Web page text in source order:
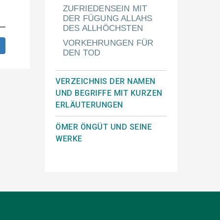
ZUFRIEDENSEIN MIT
DER FÜGUNG ALLAHS
DES ALLHÖCHSTEN
VORKEHRUNGEN FÜR
DEN TOD
VERZEICHNIS DER NAMEN
UND BEGRIFFE MIT KURZEN
ERLÄUTERUNGEN
ÖMER ÖNGÜT UND SEINE
WERKE